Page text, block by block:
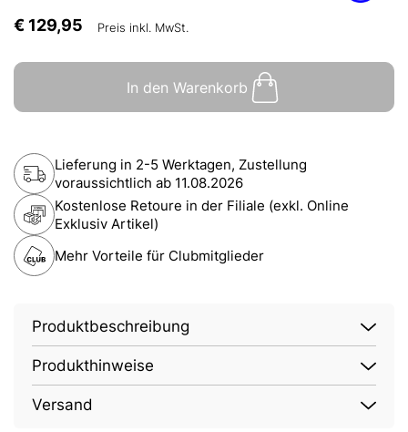
€ 129,95 Preis inkl. MwSt.
In den Warenkorb
Lieferung in 2-5 Werktagen, Zustellung
voraussichtlich ab 11.08.2026
Kostenlose Retoure in der Filiale (exkl. Online
Exklusiv Artikel)
Mehr Vorteile für Clubmitglieder
Produktbeschreibung
Produkthinweise
Versand